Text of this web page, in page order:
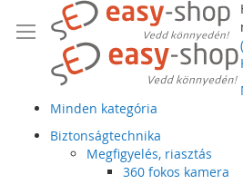
Minden kategória
Biztonságtechnika
Megfigyelés, riasztás
360 fokos kamera